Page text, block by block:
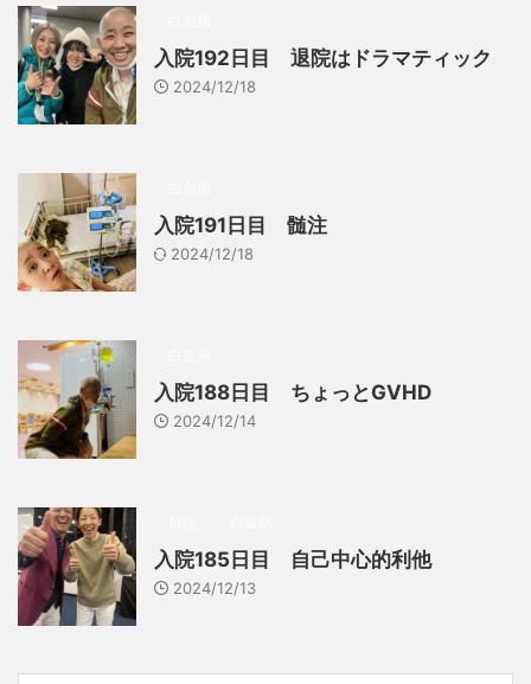
入院192日目 退院はドラマティック
2024/12/18
入院191日目 髄注
2024/12/18
入院188日目 ちょっとGVHD
2024/12/14
入院185日目 自己中心的利他
2024/12/13